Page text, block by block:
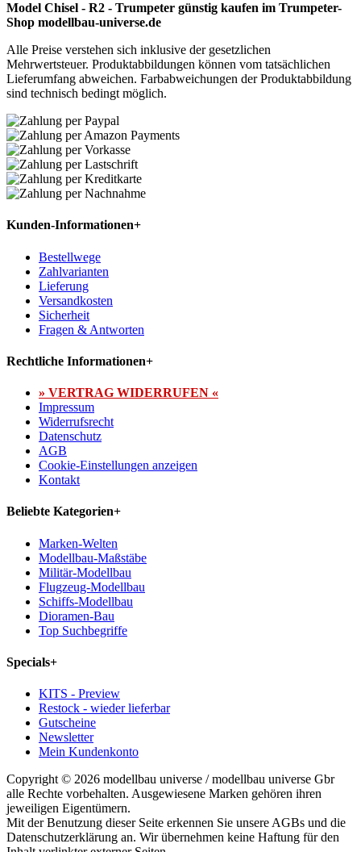
Model Chisel - R2 - Trumpeter günstig kaufen im Trumpeter-
Shop modellbau-universe.de
Alle Preise verstehen sich inklusive der gesetzlichen
Mehrwertsteuer. Produktabbildungen können vom tatsächlichen
Lieferumfang abweichen. Farbabweichungen der Produktabbildung
sind technisch bedingt möglich.
Kunden-Informationen+
Bestellwege
Zahlvarianten
Lieferung
Versandkosten
Sicherheit
Fragen & Antworten
Rechtliche Informationen+
» VERTRAG WIDERRUFEN «
Impressum
Widerrufsrecht
Datenschutz
AGB
Cookie-Einstellungen anzeigen
Kontakt
Beliebte Kategorien+
Marken-Welten
Modellbau-Maßstäbe
Militär-Modellbau
Flugzeug-Modellbau
Schiffs-Modellbau
Dioramen-Bau
Top Suchbegriffe
Specials+
KITS - Preview
Restock - wieder lieferbar
Gutscheine
Newsletter
Mein Kundenkonto
Copyright © 2026 modellbau universe / modellbau universe Gbr
alle Rechte vorbehalten. Ausgewiesene Marken gehören ihren
jeweiligen Eigentümern.
Mit der Benutzung dieser Seite erkennen Sie unsere AGBs und die
Datenschutzerklärung an. Wir übernehmen keine Haftung für den